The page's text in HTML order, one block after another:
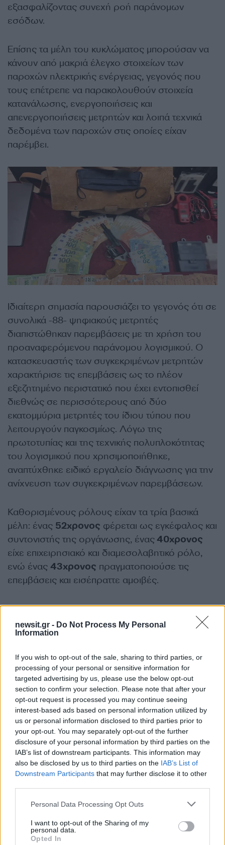
newsit.gr - Do Not Process My Personal
Information
If you wish to opt-out of the sale, sharing to third parties, or
processing of your personal or sensitive information for
targeted advertising by us, please use the below opt-out
section to confirm your selection. Please note that after your
opt-out request is processed you may continue seeing
interest-based ads based on personal information utilized by
us or personal information disclosed to third parties prior to
your opt-out. You may separately opt-out of the further
disclosure of your personal information by third parties on the
IAB’s list of downstream participants. This information may
also be disclosed by us to third parties on the IAB’s List of
Downstream Participants that may further disclose it to other
Please note that this website/app uses one or more Google
not limited to your visit or usage behaviour. You may click to
grant or deny consent to Google and its third-party tags to
Personal Data Processing Opt Outs
I want to opt-out of the Sharing of my
personal data.
Opted In
εξασφαλίζοντας συνεχή ροή παράνομων
εσόδων.
Επίσης τα μέλη του κυκλώματος μπορούσαν να
κάνουν από μακριά έλεγχο στοιχείων των
παροχών ηλεκτρικής ενέργειας, γεγονός που
τους επέτρεπε να παρακολουθούν στοιχεία
κατανάλωσης, ενεργοποιήσεις και
απενεργοποιήσεις μετρητών και λοιπά τεχνικά
δεδομένα των παροχών στις οποίες είχαν
παρέμβει.
Ιδιαίτερη σημασία παρουσιάζει το γεγονός ότι σε
συνολικά -88- ψηφιακούς μετρητές
διαπιστώθηκαν παρεμβάσεις με τη χρήση του
προαναφερόμενου παράνομου λογισμικού. Ο
κατασκευαστής των συγκεκριμένων μετρητών
χαρακτήρισε τις επεμβάσεις ως το πλέον
εξεζητημένο περιστατικό που έχει εντοπισθεί
διεθνώς σε περισσότερους από δύο
εκατομμύρια μετρητές του ίδιου τύπου που
λειτουργούν παγκοσμίως. Λόγω της
πρωτοτυπίας και της τεχνικής πολυπλοκότητας
του λογισμικού που χρησιμοποιήθηκε,
αναπτύχθηκε ειδικό εργαλείο διάγνωσης για την
ανίχνευση των συγκεκριμένων παρεμβάσεων.
Καθορισμένους ρόλους είχαν τα τρία βασικά
μέλη: ένας 52χρονος φέρεται ως εγκέφαλος και
συντονιστής της οργάνωσης, ένας 40χρονος
είχε επιχειρησιακό και διαμεσολαβητικό ρόλο,
ενώ ένας 43χρονος πραγματοποιούσε τις
επεμβάσεις και εισέπραττε αμοιβές.
Σημαντικός αριθμός εμπλεκόμενων παροχών
αφορούσε ενεργοβόρες επιχειρήσεις, όπως
πρατήρια καυσίμων, καταστήματα εστίασης,
ελαιοτριβεία. Σε αρκετές περιπτώσεις η ζημία
ανά παροχή ξεπερνούσε τις 100.000 ευρώ.
Μέχρι σήμερα έχουνκαταγραφεί 606
παράνομες ενέργειεςπου συνδέονταιμε 103
περιπτώσεις ρευματοκλοπής, με τη συνολική
οικονομική ζημία να ανέρχεταισε 9,16 εκατ.
ευρώ. Η οργάνωση εκτιμάται ότι αποκόμισε
τουλάχιστον 371.000 ευρώ, ενώ η διερεύνηση
των περιπτώσεων απάτης μέσω φωτοβολταϊκών
συνεχίζεται.